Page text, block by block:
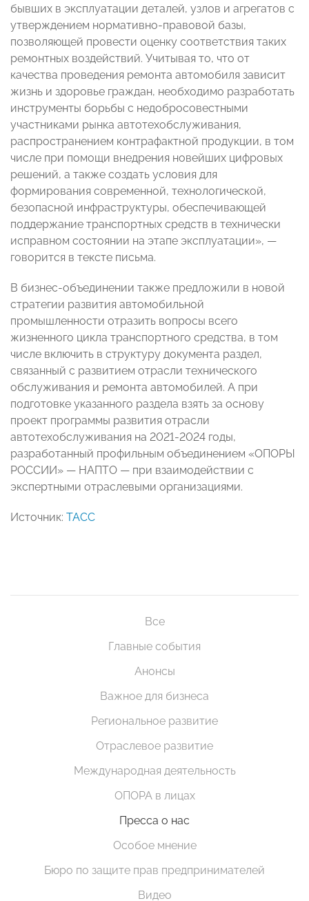
бывших в эксплуатации деталей, узлов и агрегатов с
утверждением нормативно-правовой базы,
позволяющей провести оценку соответствия таких
ремонтных воздействий. Учитывая то, что от
качества проведения ремонта автомобиля зависит
жизнь и здоровье граждан, необходимо разработать
инструменты борьбы с недобросовестными
участниками рынка автотехобслуживания,
распространением контрафактной продукции, в том
числе при помощи внедрения новейших цифровых
решений, а также создать условия для
формирования современной, технологической,
безопасной инфраструктуры, обеспечивающей
поддержание транспортных средств в технически
исправном состоянии на этапе эксплуатации», —
говорится в тексте письма.
В бизнес-объединении также предложили в новой
стратегии развития автомобильной
промышленности отразить вопросы всего
жизненного цикла транспортного средства, в том
числе включить в структуру документа раздел,
связанный с развитием отрасли технического
обслуживания и ремонта автомобилей. А при
подготовке указанного раздела взять за основу
проект программы развития отрасли
автотехобслуживания на 2021-2024 годы,
разработанный профильным объединением «ОПОРЫ
РОССИИ» — НАПТО — при взаимодействии с
экспертными отраслевыми организациями.
Источник: ТАСС
Все
Главные события
Анонсы
Важное для бизнеса
Региональное развитие
Отраслевое развитие
Международная деятельность
ОПОРА в лицах
Пресса о нас
Особое мнение
Бюро по защите прав предпринимателей
Видео